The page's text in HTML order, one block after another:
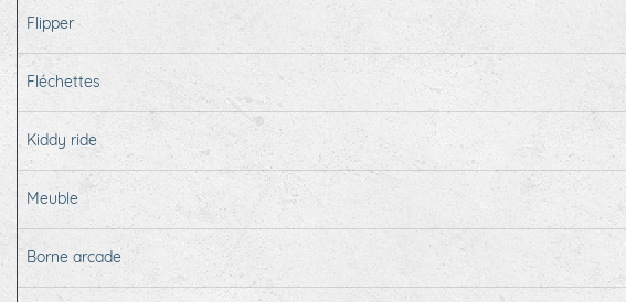
Flipper
Fléchettes
Kiddy ride
Meuble
Borne arcade